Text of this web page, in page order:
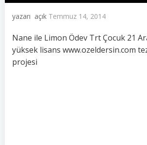
yazarı açık Temmuz 14, 2014
Nane ile Limon Ödev Trt Çocuk 21
yüksek lisans www.ozeldersin.com
projesi